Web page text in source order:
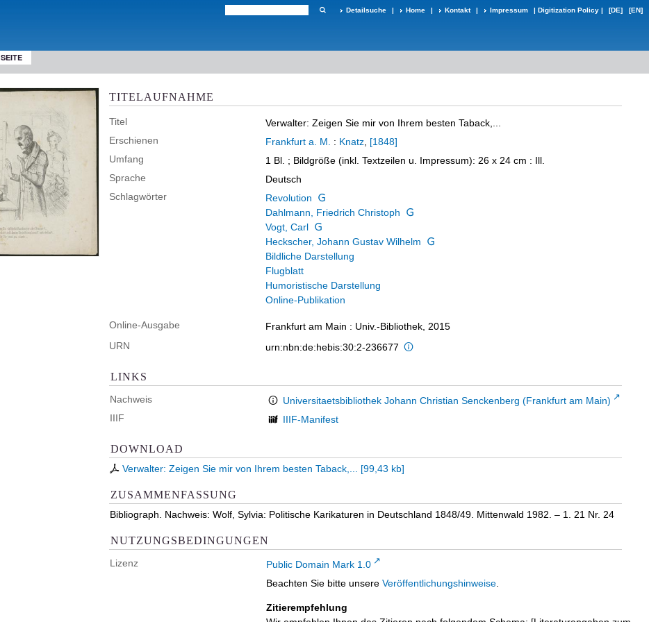
Detailsuche | Home | Kontakt | Impressum | Digitization Policy | [DE] [EN]
SEITE
TITELAUFNAHME
Titel
Verwalter: Zeigen Sie mir von Ihrem besten Taback,...
Erschienen
Frankfurt a. M. : Knatz [1848]
Umfang
1 Bl. ; Bildgröße (inkl. Textzeilen u. Impressum): 26 x 24 cm : Ill.
Sprache
Deutsch
Schlagwörter
Revolution
Dahlmann, Friedrich Christoph
Vogt, Carl
Heckscher, Johann Gustav Wilhelm
Bildliche Darstellung
Flugblatt
Humoristische Darstellung
Online-Publikation
Online-Ausgabe
Frankfurt am Main : Univ.-Bibliothek, 2015
URN
urn:nbn:de:hebis:30:2-236677
LINKS
Nachweis
Universitaetsbibliothek Johann Christian Senckenberg (Frankfurt am Main)
IIIF
IIIF-Manifest
DOWNLOAD
Verwalter: Zeigen Sie mir von Ihrem besten Taback,... [99,43 kb]
ZUSAMMENFASSUNG
Bibliograph. Nachweis: Wolf, Sylvia: Politische Karikaturen in Deutschland 1848/49. Mittenwald 1982. – 1. 21 Nr. 24
NUTZUNGSBEDINGUNGEN
Lizenz Public Domain Mark 1.0
Beachten Sie bitte unsere Veröffentlichungshinweise
Zitierempfehlung